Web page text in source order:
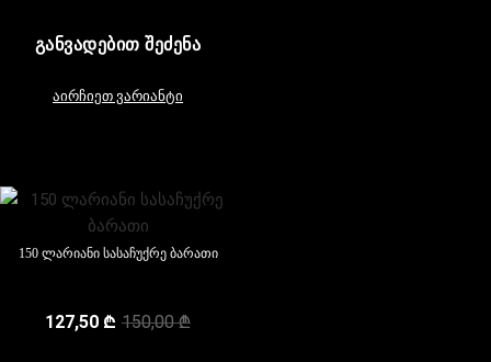
ᲒᲐᲜᲕᲐᲓᲔᲑᲘᲗ ᲨᲔᲫᲔᲜᲐ
აირჩიეთ ვარიანტი
150 ლარიანი სასაჩუქრე ბარათი
150,00₾
127,50 ₾